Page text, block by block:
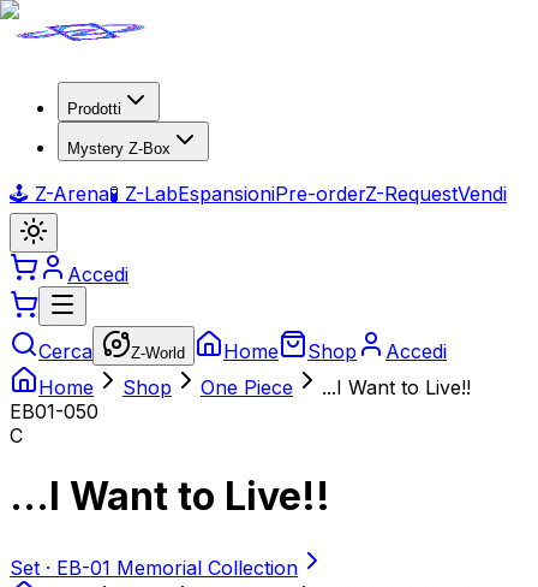
Prodotti
Mystery Z-Box
🕹️ Z-Arena🧪 Z-LabEspansioniPre-orderZ-RequestVendi
Accedi
Cerca Z-World Home Shop
Accedi
Home
Shop One Piece
...I Want to Live!!
EB01-050
C
...I Want to Live!!
Set · EB-01 Memorial Collection